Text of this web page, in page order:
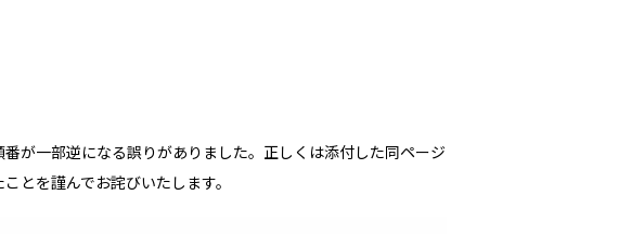
が一部逆になる誤りがありました。正しくは添付した同ページ
とを謹んでお詫びいたします。